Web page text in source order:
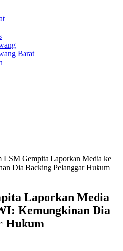
Barat
LSM Gempita Laporkan Media ke
Dia Backing Pelanggar Hukum
Laporkan Media
Kemungkinan Dia
Hukum